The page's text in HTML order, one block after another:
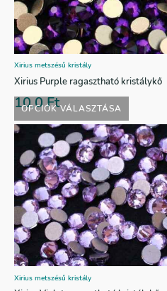
OPCIÓK VÁLASZTÁSA
Xirius metszésű kristály
Xirius Purple ragasztható kristálykő
10,0Ft
Xirius metszésű kristály